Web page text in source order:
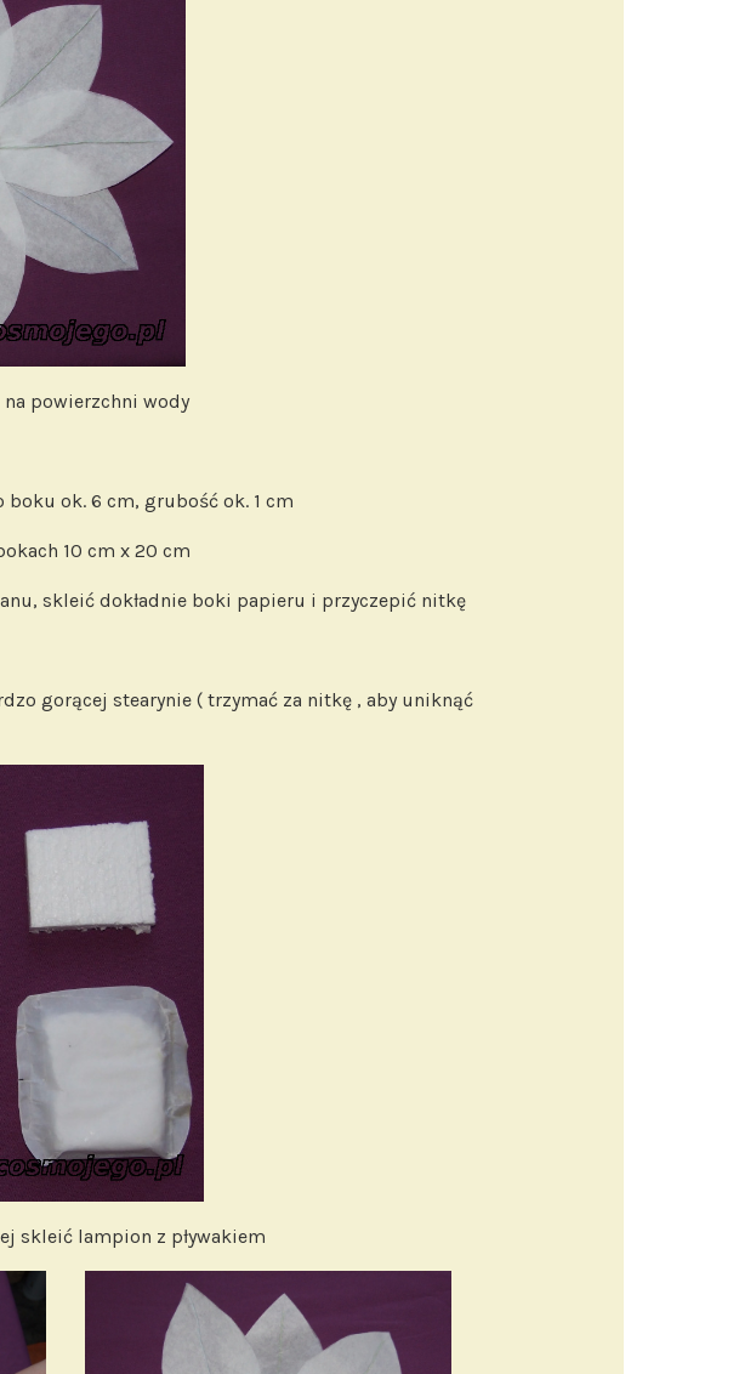
na powierzchni wody
boku ok. 6 cm, grubość ok. 1 cm
10 cm x 20 cm
skleić dokładnie boki papieru i przyczepić nitkę
gorącej stearynie ( trzymać za nitkę , aby uniknąć
skleić lampion z pływakiem